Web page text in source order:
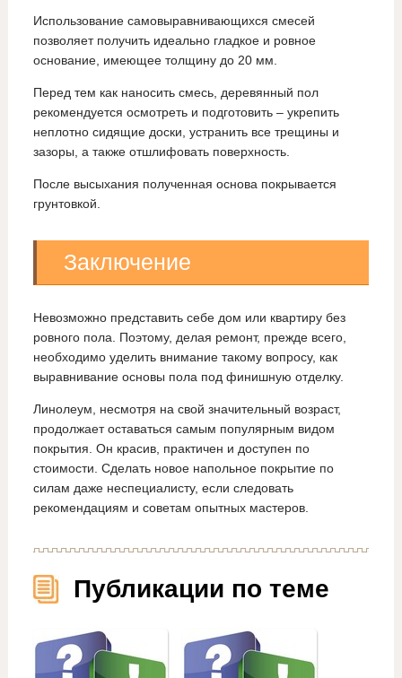
Использование самовыравнивающихся смесей
позволяет получить идеально гладкое и ровное
основание, имеющее толщину до 20 мм.
Перед тем как наносить смесь, деревянный пол
рекомендуется осмотреть и подготовить – укрепить
неплотно сидящие доски, устранить все трещины и
зазоры, а также отшлифовать поверхность.
После высыхания полученная основа покрывается
грунтовкой.
Заключение
Невозможно представить себе дом или квартиру без
ровного пола. Поэтому, делая ремонт, прежде всего,
необходимо уделить внимание такому вопросу, как
выравнивание основы пола под финишную отделку.
Линолеум, несмотря на свой значительный возраст,
продолжает оставаться самым популярным видом
покрытия. Он красив, практичен и доступен по
стоимости. Сделать новое напольное покрытие по
силам даже неспециалисту, если следовать
рекомендациям и советам опытных мастеров.
Публикации по теме